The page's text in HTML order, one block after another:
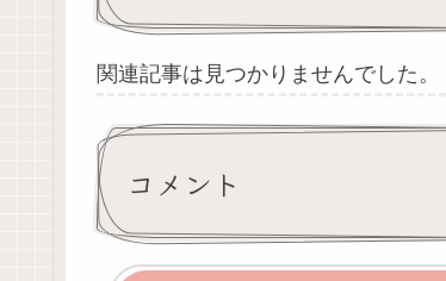
関連記事は見つかりませんでした。
コメント